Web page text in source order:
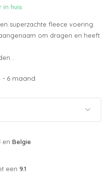
in huis
superzachte fleece voering.
om dragen en heeft
- 6 maand
enBelgie
een9.1